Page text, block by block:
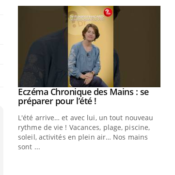
Youtube
Diabète & Ramadan 2026Youtube
Le Ramadan approche, et, pour de
nombreuses personnes atteintes de
diabète, c'est une période de questions, de
défis, mais ...